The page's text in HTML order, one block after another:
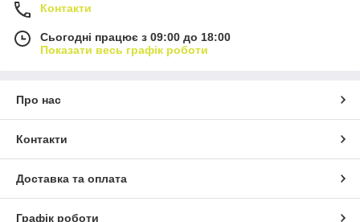
Контакти
Сьогодні працює з 09:00 до 18:00
Показати весь графік роботи
Про нас
Контакти
Доставка та оплата
Графік роботи